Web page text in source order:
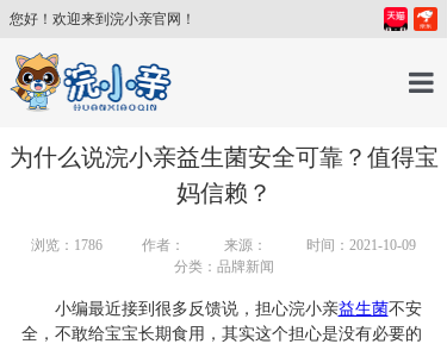
您好！欢迎来到浣小亲官网！
首
为什么说浣小亲益生菌安全可靠？值得宝
妈信赖？
浏览： 1786 作者： 来源：
时间：2021-10-09
分类：品牌新闻
小编最近接到很多反馈说，担心浣小亲益生菌不安
全，不敢给宝宝长期食用，其实这个担心是没有必要的